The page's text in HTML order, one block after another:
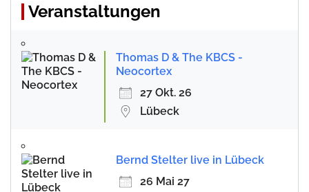
Veranstaltungen
Thomas D & The KBCS -
Neocortex
27 Okt. 26
Lübeck
Bernd Stelter live in Lübeck
26 Mai 27